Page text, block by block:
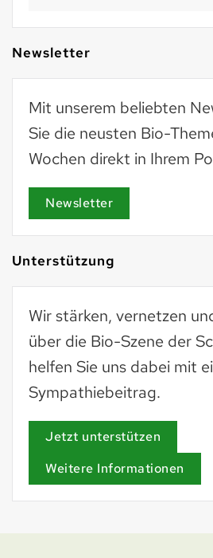
Newsletter
Mit unserem beliebten
Sie die neusten Bio-
Wochen direkt in Ihrem
Newsletter
Unterstützung
Wir stärken, vernetzen
über die Bio-Szene der
helfen Sie uns dabei mit
Sympathiebeitrag.
Jetzt unterstützen
Weitere Informationen